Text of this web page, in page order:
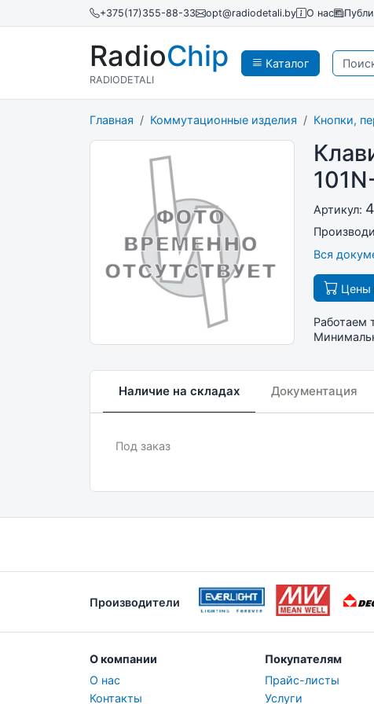
+375(17)355-88-33 opt@radiodetali.by О нас
Каталог
RadioChip
RADIODETALI
Главная Коммутационные изделия Кнопки,
Артикул:
Вся
Цены
Работаем
Наличие на складах Документация
Под заказ
Производители
О компании
О нас
Контакты
Покупателям
Прайс-листы
Услуги